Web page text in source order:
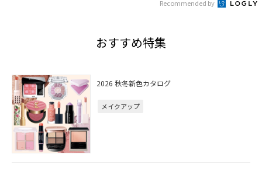
Recommended by
おすすめ特集
2026 秋冬新色カタログ
メイクアップ